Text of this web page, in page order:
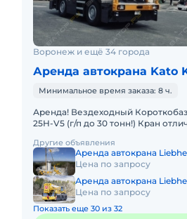
Воронеж и ещё 34 города
Аренда автокрана Kato
Минимальное время заказа: 8 ч.
Аренда! Вездеходный Короткобазный кран KATO KR-
25H-V5 (г/п до 30 тонн!) Кран
бездорожью. Техничес
Другие объявления
Аренда автокрана
Цена по запросу
Аренда автокрана
Цена по запросу
Показать еще 30 из 32